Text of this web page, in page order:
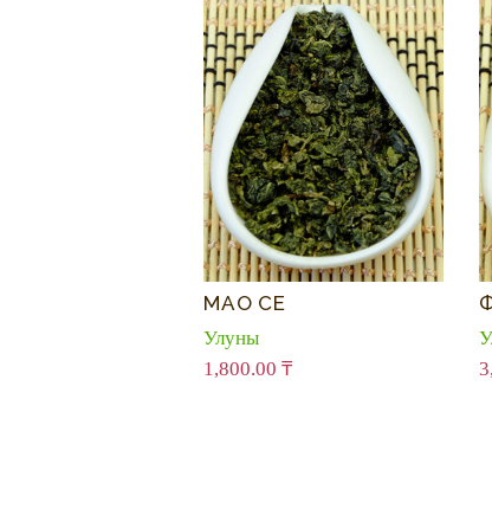
МАО СЕ
Улуны
1,800.00 ₸